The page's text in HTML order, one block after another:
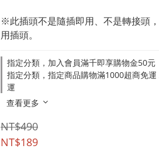
※此插頭不是隨插即用、不是轉接頭
用插頭。
指定分類，加入會員滿千即享購物金50元
指定分類，指定商品購物滿1000超商免
運
查看更多
NT$490
NT$189